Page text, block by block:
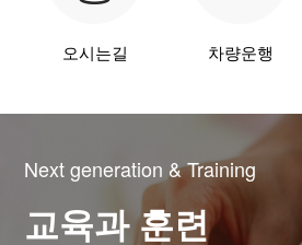
영아부
청소년부
대원 어와나 클럽
오시는길 차량운행
Next generation & Training
교육과 훈련